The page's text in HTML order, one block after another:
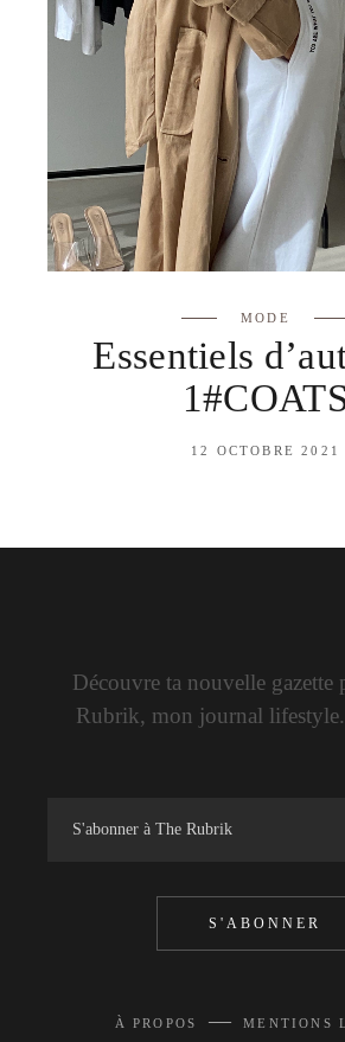
MODE
Essentiels
12 OCTOBRE 2021
Découvre ta nouvelle gazette
Rubrik, mon journal
S'ABONNER
À PROPOS — MENTIONS